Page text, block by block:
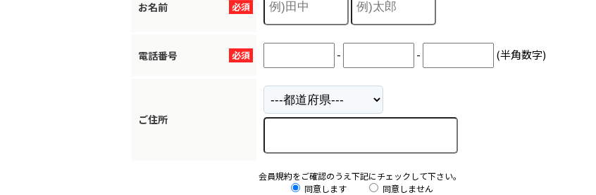
必須
お名前
必須
電話番号 - - (半角数字)
ご住所
会員規約をご確認のうえ下記にチェックして下さい。
同意します
同意しません